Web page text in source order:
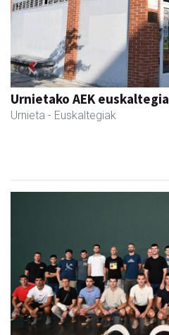
Urnietako AEK euskaltegia
Urnieta - Euskaltegiak
Previous